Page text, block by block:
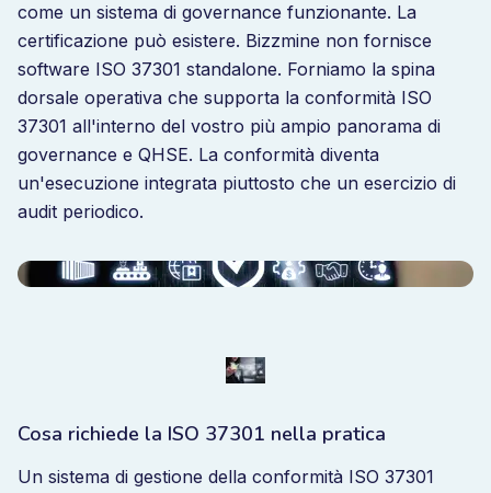
come un sistema di governance funzionante. La
certificazione può esistere. Bizzmine non fornisce
software ISO 37301 standalone. Forniamo la spina
dorsale operativa che supporta la conformità ISO
37301 all'interno del vostro più ampio panorama di
governance e QHSE. La conformità diventa
un'esecuzione integrata piuttosto che un esercizio di
audit periodico.
Cosa richiede la ISO 37301 nella pratica
Un sistema di gestione della conformità ISO 37301